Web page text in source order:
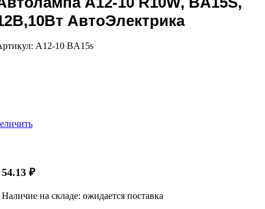
АвтоЭлектрика
А12-10 BA15s
54.13 ₽
Наличие на складе: ожидается поставка